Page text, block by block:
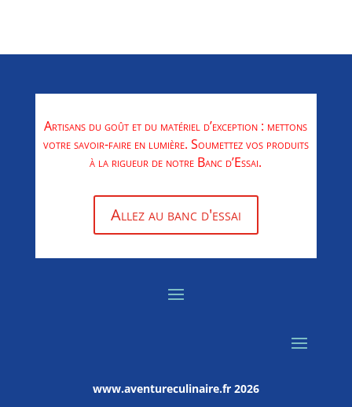
Artisans du goût et du matériel d’exception : mettons
votre savoir-faire en lumière. Soumettez vos produits
à la rigueur de notre Banc d’Essai.
Allez au banc d'essai
www.aventureculinaire.fr2026